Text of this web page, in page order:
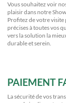
Vous souhaitez voir
plaisir dans notre
Profitez de votre visite
précises à toutes vos
vers la solution la
durable et serein.
PAIEMENT
La sécurité de vos